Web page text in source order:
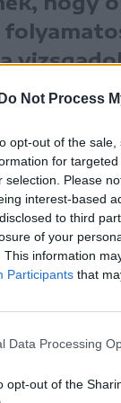
Do Not Process
opt-out of the
for
selection. Please
interest-based
to third
of your
This information
Participants that
Data Processing
opt-out of the
állítva
iskolák
szerint
engedte be
a